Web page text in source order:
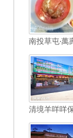
南投草屯‧萬
清境羊咩咩